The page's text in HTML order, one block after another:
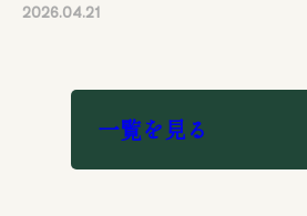
2026.04.21
一覧を見る